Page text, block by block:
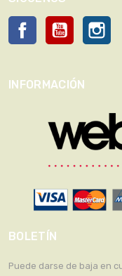
Facebook YouTube
INFORMACIÓN
BOLETÍN
Puede darse de baja en